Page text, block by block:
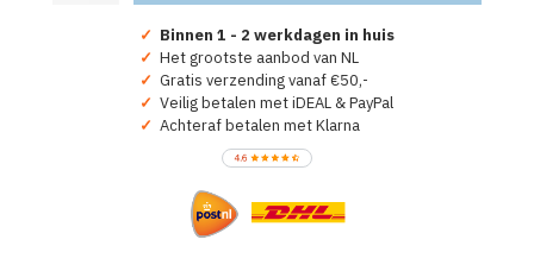
✓ Binnen 1 - 2 werkdagen in huis
✓ Het grootste aanbod van NL
✓ Gratis verzending vanaf €50,-
✓ Veilig betalen met iDEAL & PayPal
✓ Achteraf betalen met Klarna